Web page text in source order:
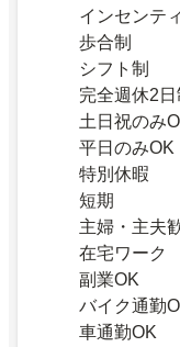
インセンテ
歩合制
シフト制
完全週休2日
土日祝のみ
平日のみOK
特別休暇
短期
主婦・主夫
在宅ワーク
副業OK
バイク通勤
車通勤OK